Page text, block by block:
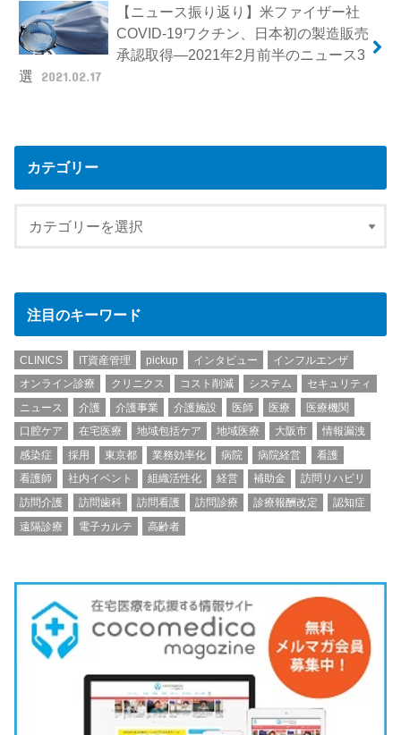
【ニュース振り返り】米ファイザー社
COVID-19ワクチン、日本初の製造販売
承認取得―2021年2月前半のニュース3
選
2021.02.17
カテゴリー
注目のキーワード
CLINICS IT資産管理 pickup インタビュー
インフルエンザ
オンライン診療
クリニクス コスト削減 システム
セキュリティ
ニュース
介護 介護事業 介護施設 医師 医療
医療機関
口腔ケア
在宅医療 地域包括ケア 地域医療 大阪市
情報漏洩
感染症
採用 東京都 業務効率化 病院 病院経営
看護
看護師
社内イベント 組織活性化 経営 補助金
訪問リハビリ
訪問介護
訪問歯科 訪問看護 訪問診療 診療報酬改定
認知症
遠隔診療
電子カルテ 高齢者